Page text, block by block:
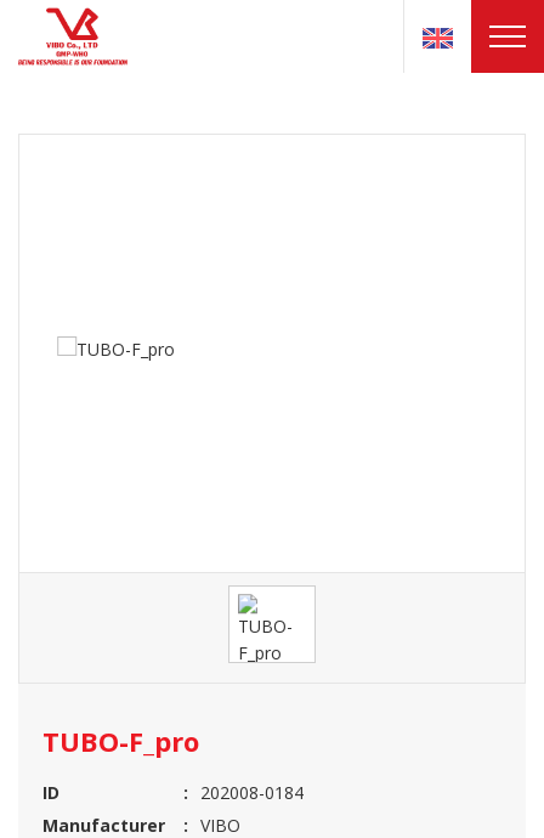
TUBO-F_pro
ID
202008-0184
Manufacturer
VIBO